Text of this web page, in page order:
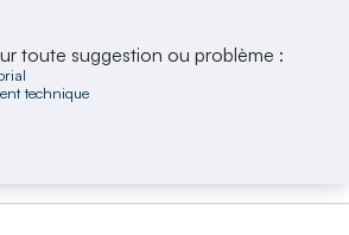
toute suggestion ou problème :
technique